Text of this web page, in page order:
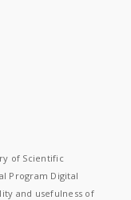
of Scientific
Program Digital
and usefulness of